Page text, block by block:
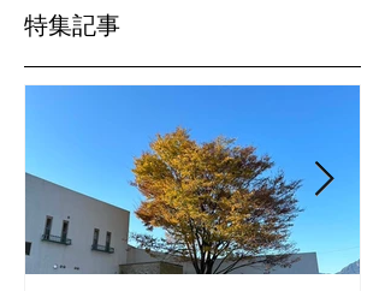
特集記事